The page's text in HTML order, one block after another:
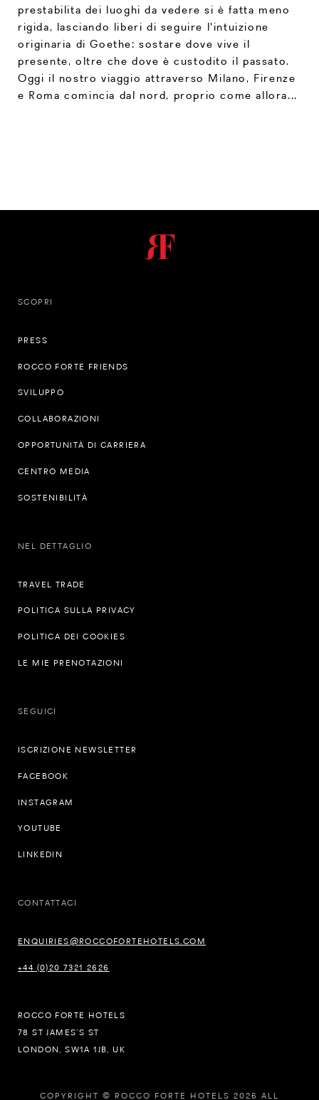
prestabilita dei luoghi da vedere si è fatta meno
rigida, lasciando liberi di seguire l'intuizione
originaria di Goethe: sostare dove vive il
presente, oltre che dove è custodito il passato.
Oggi il nostro viaggio attraverso Milano, Firenze
e Roma comincia dal nord, proprio come allora...
SCOPRI
PRESS
ROCCO FORTE FRIENDS
SVILUPPO
COLLABORAZIONI
OPPORTUNITÀ DI CARRIERA
CENTRO MEDIA
SOSTENIBILITÀ
NEL DETTAGLIO
TRAVEL TRADE
POLITICA SULLA PRIVACY
POLITICA DEI COOKIES
LE MIE PRENOTAZIONI
SEGUICI
ISCRIZIONE NEWSLETTER
FACEBOOK
INSTAGRAM
YOUTUBE
LINKEDIN
CONTATTACI
ENQUIRIES@ROCCOFORTEHOTELS.COM
+44 (0)20 7321 2626
ROCCO FORTE HOTELS
78 ST JAMES’S ST
LONDON, SW1A 1JB, UK
COPYRIGHT © ROCCO FORTE HOTELS 2026 ALL